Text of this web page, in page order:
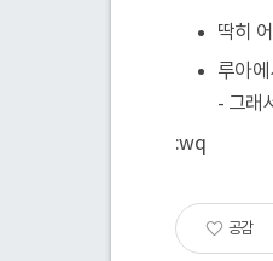
딱히
루아
- 그래
:wq
공감